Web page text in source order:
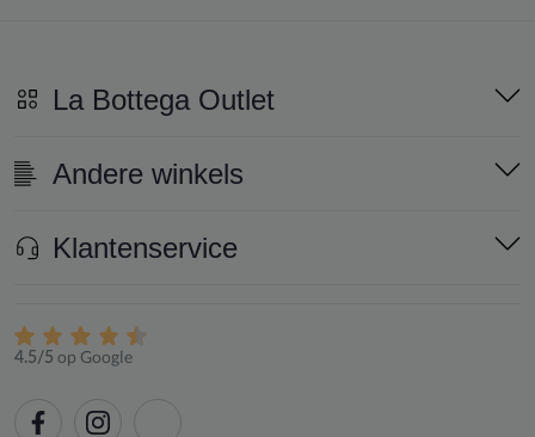
La Bottega Outlet
Andere winkels
Klantenservice
4.5/5 op Google